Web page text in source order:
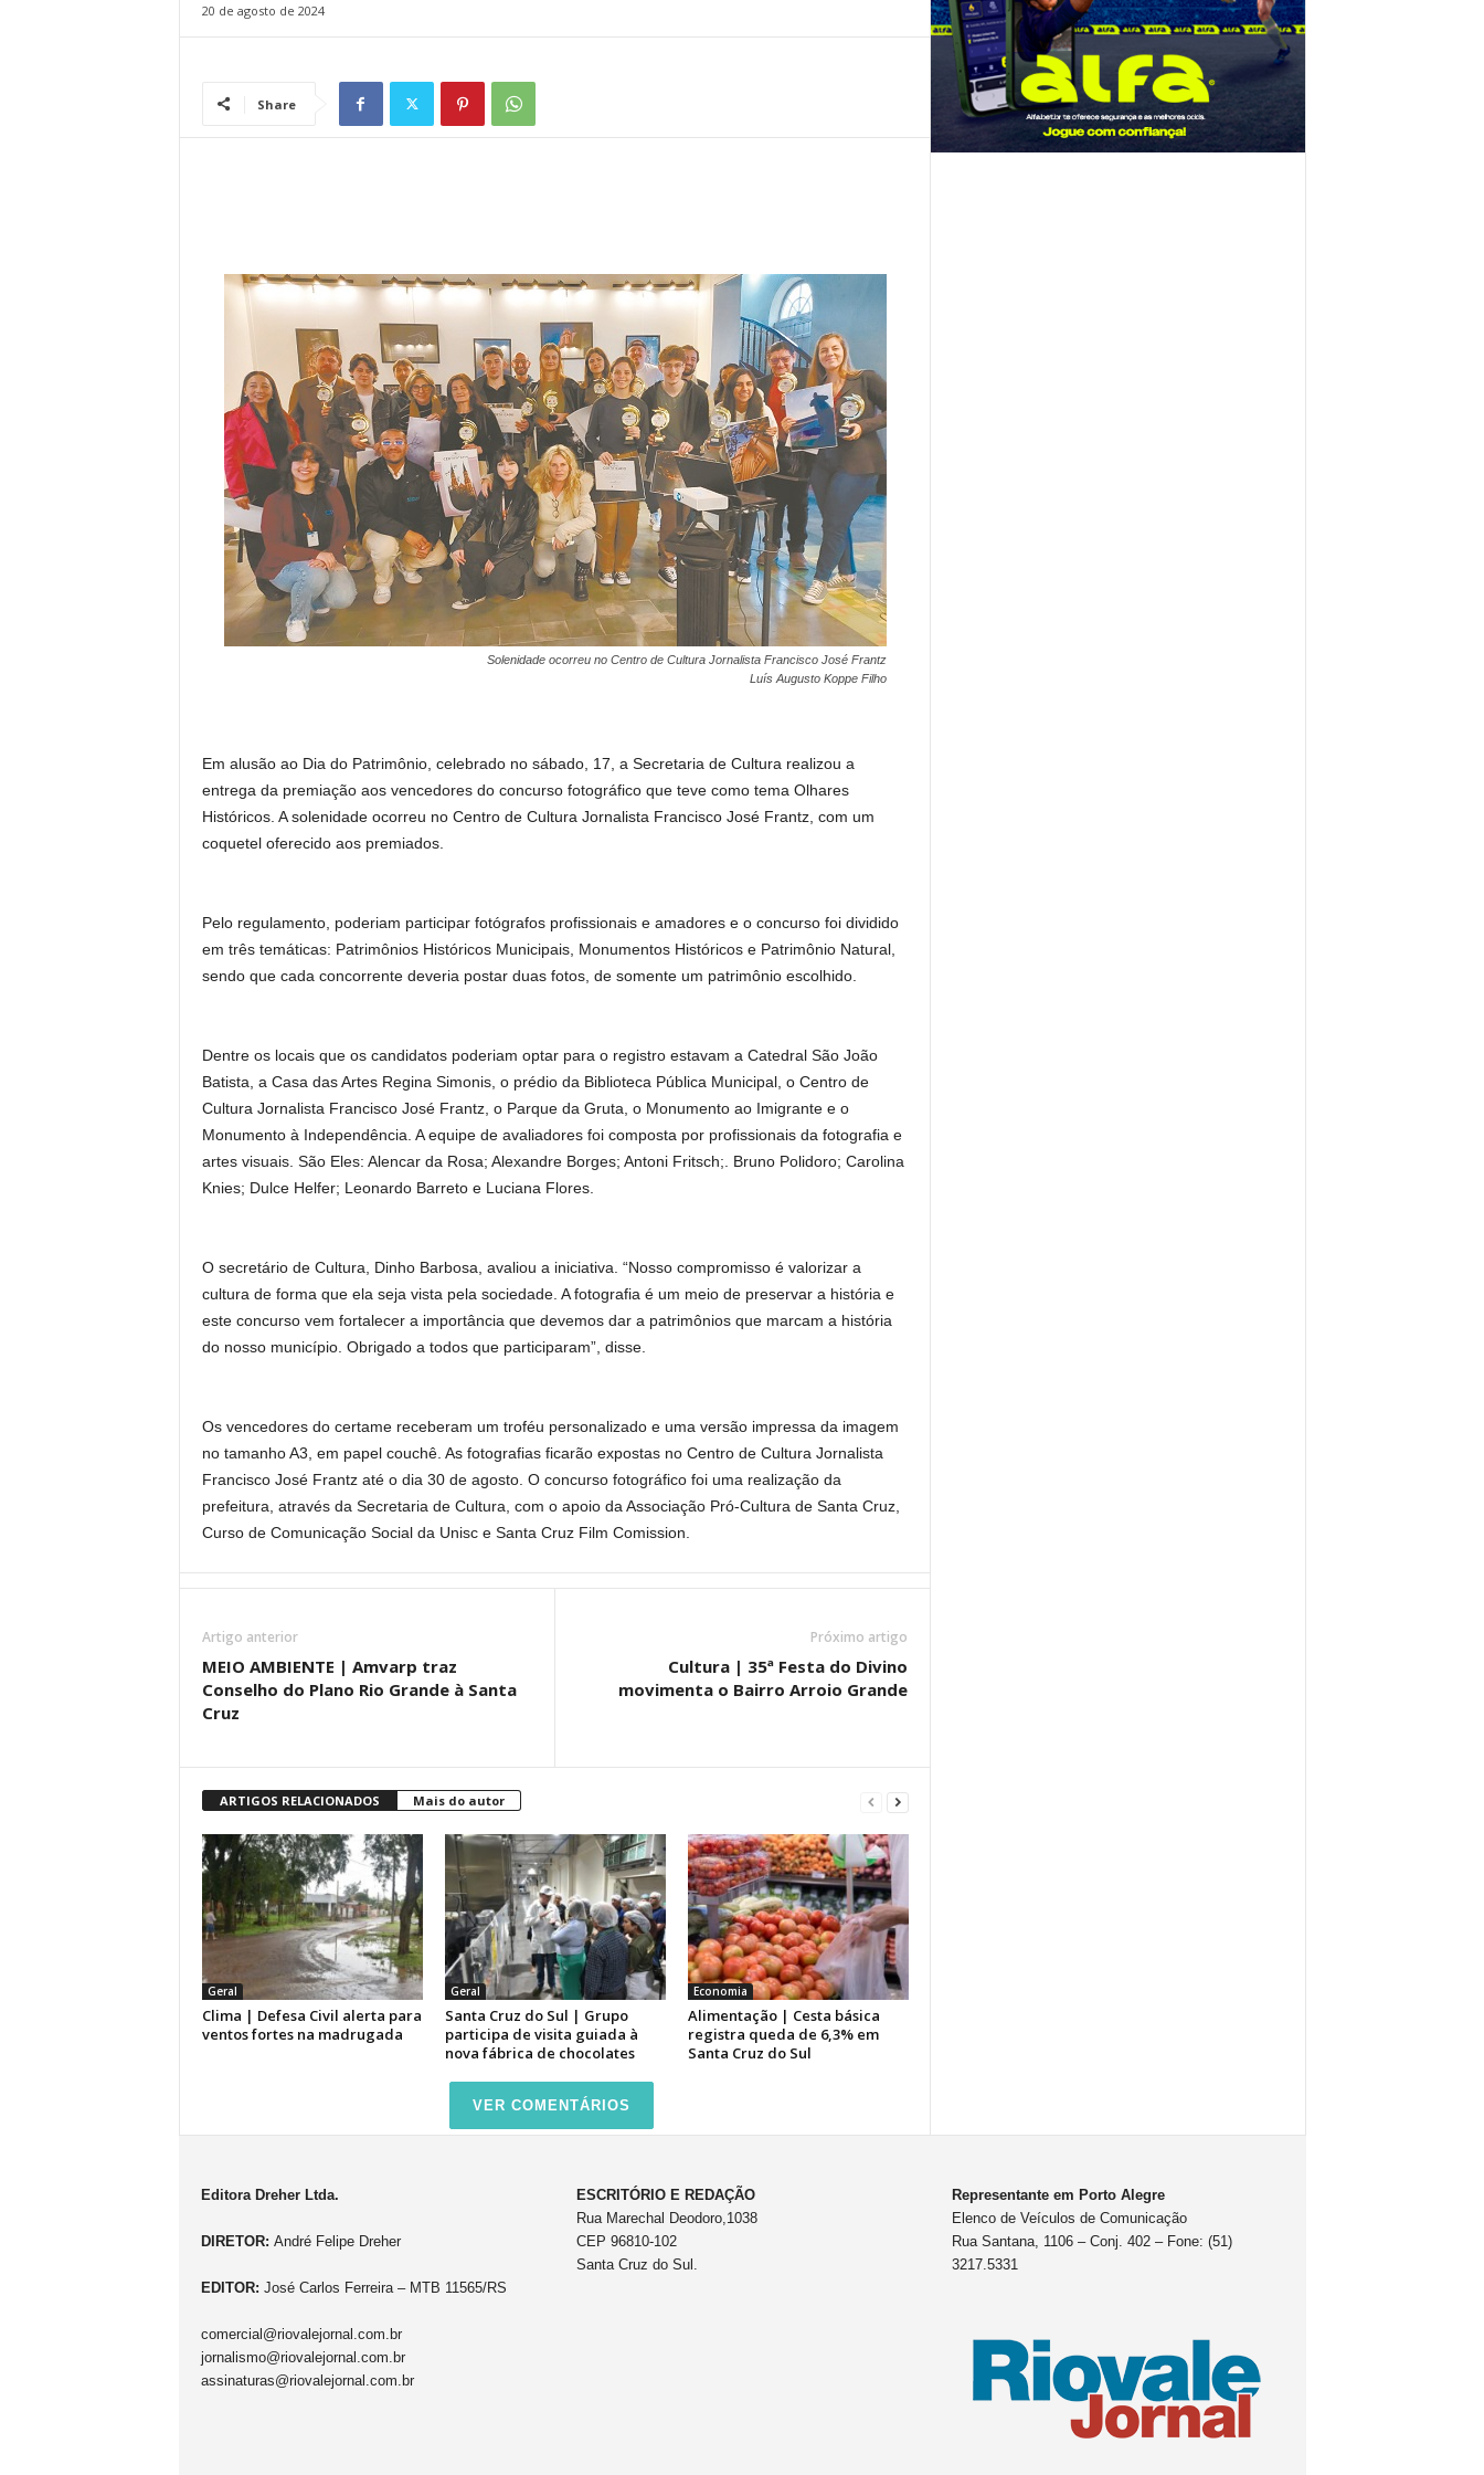
20 de agosto de 2024
Share
Solenidade ocorreu no Centro de Cultura Jornalista Francisco José Frantz
Luís Augusto Koppe Filho
Em alusão ao Dia do Patrimônio, celebrado no sábado, 17, a Secretaria de Cultura realizou a
entrega da premiação aos vencedores do concurso fotográfico que teve como tema Olhares
Históricos. A solenidade ocorreu no Centro de Cultura Jornalista Francisco José Frantz, com um
coquetel oferecido aos premiados.
Pelo regulamento, poderiam participar fotógrafos profissionais e amadores e o concurso foi dividido
em três temáticas: Patrimônios Históricos Municipais, Monumentos Históricos e Patrimônio Natural,
sendo que cada concorrente deveria postar duas fotos, de somente um patrimônio escolhido.
Dentre os locais que os candidatos poderiam optar para o registro estavam a Catedral São João
Batista, a Casa das Artes Regina Simonis, o prédio da Biblioteca Pública Municipal, o Centro de
Cultura Jornalista Francisco José Frantz, o Parque da Gruta, o Monumento ao Imigrante e o
Monumento à Independência. A equipe de avaliadores foi composta por profissionais da fotografia e
artes visuais. São Eles: Alencar da Rosa; Alexandre Borges; Antoni Fritsch;. Bruno Polidoro; Carolina
Knies; Dulce Helfer; Leonardo Barreto e Luciana Flores.
O secretário de Cultura, Dinho Barbosa, avaliou a iniciativa. “Nosso compromisso é valorizar a
cultura de forma que ela seja vista pela sociedade. A fotografia é um meio de preservar a história e
este concurso vem fortalecer a importância que devemos dar a patrimônios que marcam a história
do nosso município. Obrigado a todos que participaram”, disse.
Os vencedores do certame receberam um troféu personalizado e uma versão impressa da imagem
no tamanho A3, em papel couchê. As fotografias ficarão expostas no Centro de Cultura Jornalista
Francisco José Frantz até o dia 30 de agosto. O concurso fotográfico foi uma realização da
prefeitura, através da Secretaria de Cultura, com o apoio da Associação Pró-Cultura de Santa Cruz,
Curso de Comunicação Social da Unisc e Santa Cruz Film Comission.
Artigo anterior
MEIO AMBIENTE | Amvarp traz
Conselho do Plano Rio Grande à Santa
Cruz
Próximo artigo
Cultura | 35ª Festa do Divino
movimenta o Bairro Arroio Grande
ARTIGOS RELACIONADOS Mais do autor
Geral
Clima | Defesa Civil alerta para
ventos fortes na madrugada
Geral
Santa Cruz do Sul | Grupo
participa de visita guiada à
nova fábrica de chocolates
Economia
Alimentação | Cesta básica
registra queda de 6,3% em
Santa Cruz do Sul
VER COMENTÁRIOS
Editora Dreher Ltda.
DIRETOR: André Felipe Dreher
EDITOR: José Carlos Ferreira – MTB 11565/RS
comercial@riovalejornal.com.br
jornalismo@riovalejornal.com.br
assinaturas@riovalejornal.com.br
ESCRITÓRIO E REDAÇÃO
Rua Marechal Deodoro,1038
CEP 96810-102
Santa Cruz do Sul.
Representante em Porto Alegre
Elenco de Veículos de Comunicação
Rua Santana, 1106 – Conj. 402 – Fone: (51)
3217.5331